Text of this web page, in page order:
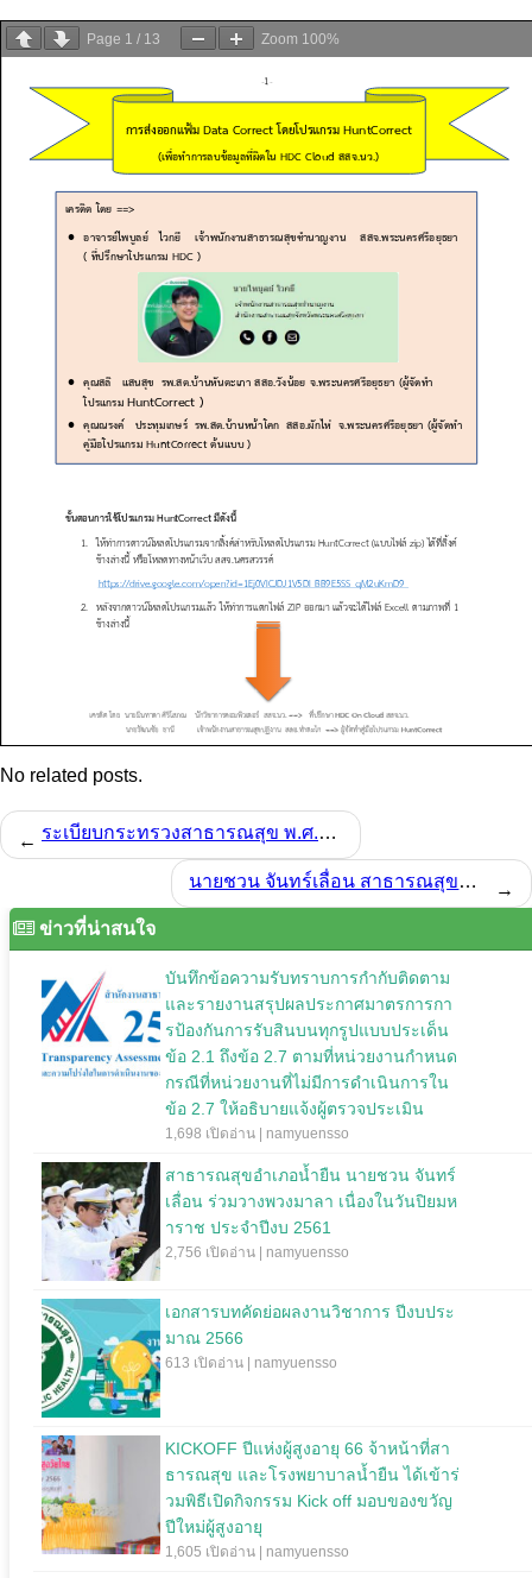
Page 1 / 13 Zoom 100%
No related posts.
← ระเบียบกระทรวงสาธารณสุข พ.ศ.2561
นายชวน จันทร์เลื่อน สาธารณสุขอำเภอน้ำยืน ได้ให้เกียรติเป็นประธานพิธีเปิด โครงการ Early Detect
→
ข่าวที่น่าสนใจ
บันทึกข้อความรับทราบการกำกับติดตาม
และรายงานสรุปผลประกาศมาตรการกา
รป้องกันการรับสินบนทุกรูปแบบประเด็น
ข้อ 2.1 ถึงข้อ 2.7 ตามที่หน่วยงานกำหนด
กรณีที่หน่วยงานที่ไม่มีการดำเนินการใน
ข้อ 2.7 ให้อธิบายแจ้งผู้ตรวจประเมิน
1,698 เปิดอ่าน | namyuensso
สาธารณสุขอำเภอน้ำยืน นายชวน จันทร์
เลื่อน ร่วมวางพวงมาลา เนื่องในวันปิยมห
าราช ประจำปีงบ 2561
2,756 เปิดอ่าน | namyuensso
เอกสารบทคัดย่อผลงานวิชาการ ปีงบประ
มาณ 2566
613 เปิดอ่าน | namyuensso
KICKOFF ปีแห่งผู้สูงอายุ 66 จ้าหน้าที่สา
ธารณสุข และโรงพยาบาลน้ำยืน ได้เข้าร่
วมพิธีเปิดกิจกรรม Kick off มอบของขวัญ
ปีใหม่ผู้สูงอายุ
1,605 เปิดอ่าน | namyuensso